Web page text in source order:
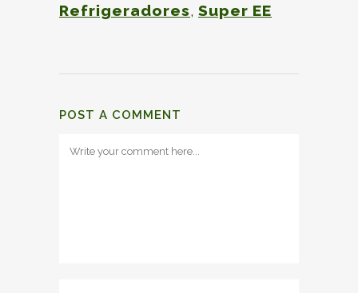
Refrigeradores, Super EE
POST A COMMENT